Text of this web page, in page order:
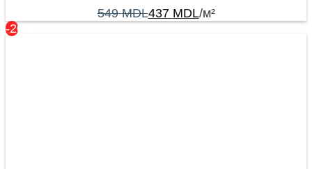
549MDL437 MDL/м²
-20%